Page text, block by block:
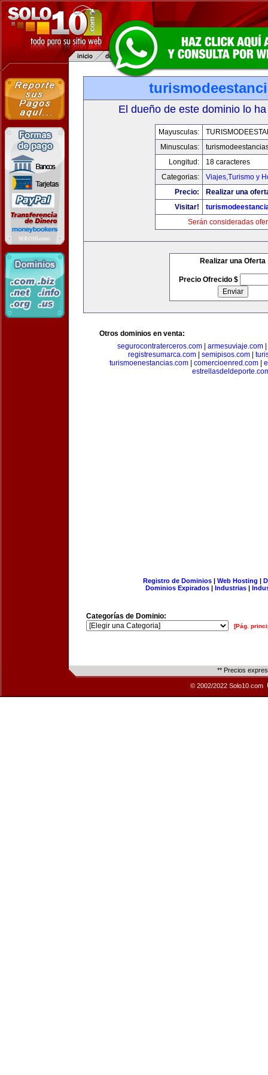
El dueño de este dominio lo
Mayusculas:
Minusculas:
Longitud:
18 caracteres
Categorias:
Viajes,Turismo y
Precio:
Realizar una
Visitar!
Serán consideradas
Realizar una Oferta
Precio Ofrecido $
Otros dominios en venta:
segurocontraterceros.com| armesuviaje.com|
registresumarca.com| semipisos.com|
turismoenestancias.com
comercioenred.com
Registro de Dominios| Web Hosting |
Dominios Expirados | Industrias |
Categorías de Dominio:
[Pág.
** Precios
© 2002/2022 Solo10.com